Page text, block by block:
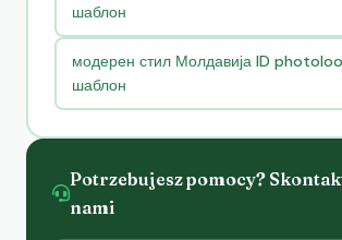
шаблон
модерен стил Молдавија ID
шаблон
Potrzebujesz pomocy?
nami